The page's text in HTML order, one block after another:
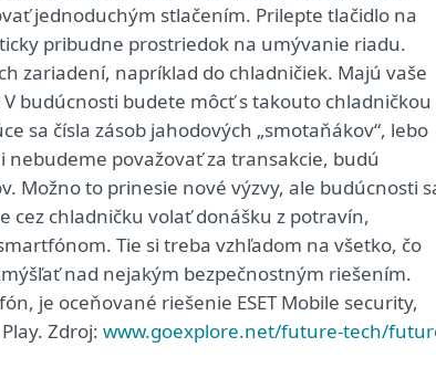
jednoduchým stlačením. Prilepte tlačidlo na
pribudne prostriedok na umývanie riadu.
zariadení, napríklad do chladničiek. Majú vaše
budúcnosti budete môcť s takouto chladničkou
sa čísla zásob jahodových „smotaňákov“, lebo
považovať za transakcie, budú
Možno to prinesie nové výzvy, ale budúcnosti
chladničku volať donášku z potravín,
Tie si treba vzhľadom na všetko, čo
nad nejakým bezpečnostným riešením.
je oceňované riešenie ESET Mobile security,
Zdroj: www.goexplore.net/future-tech/